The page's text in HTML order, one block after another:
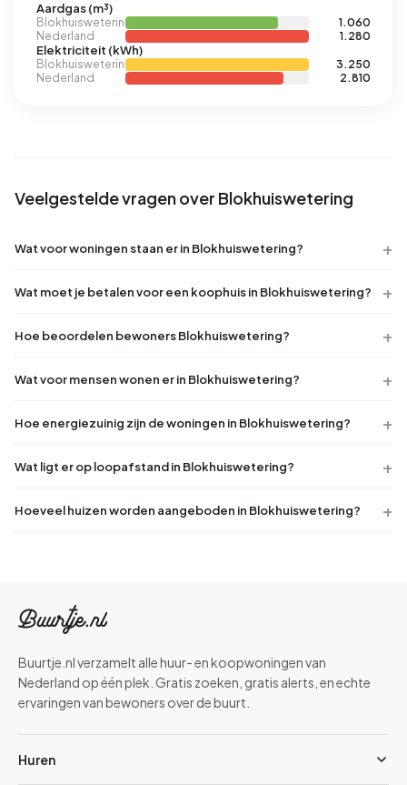
Aardgas (m³)
Blokhuiswetering
1.060
Nederland
1.280
Elektriciteit (kWh)
Blokhuiswetering
3.250
Nederland
2.810
Veelgestelde vragen over Blokhuiswetering
Wat voor woningen staan er in Blokhuiswetering?
Wat moet je betalen voor een koophuis in Blokhuiswetering?
Hoe beoordelen bewoners Blokhuiswetering?
Wat voor mensen wonen er in Blokhuiswetering?
Hoe energiezuinig zijn de woningen in Blokhuiswetering?
Wat ligt er op loopafstand in Blokhuiswetering?
Hoeveel huizen worden aangeboden in Blokhuiswetering?
Buurtje.nl verzamelt alle huur- en koopwoningen van
Nederland op één plek. Gratis zoeken, gratis alerts, en echte
ervaringen van bewoners over de buurt.
Huren